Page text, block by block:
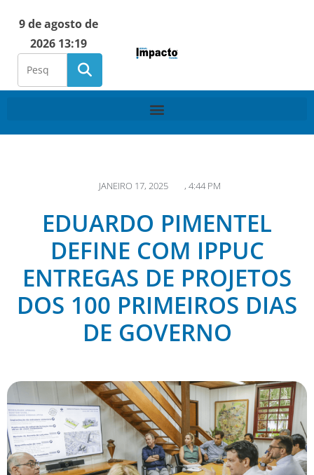
9 de agosto de
2026 13:19
JANEIRO 17, 2025 , 4:44 PM
EDUARDO PIMENTEL
DEFINE COM IPPUC
ENTREGAS DE PROJETOS
DOS 100 PRIMEIROS DIAS
DE GOVERNO